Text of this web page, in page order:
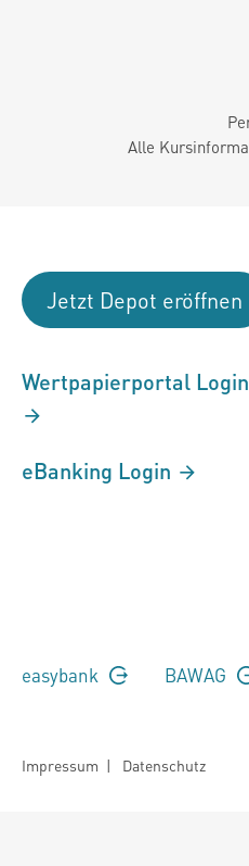
Alle
Jetzt Depot eröffnen
Wertpapierportal Login
eBanking Login
easybank BAWAG
Impressum | Datenschutz